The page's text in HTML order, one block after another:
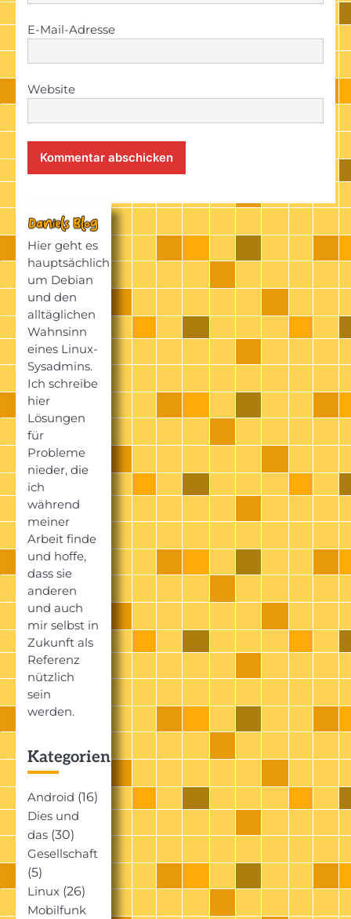
E-Mail-Adresse
Website
Hier geht es
hauptsächlich
um Debian
und den
alltäglichen
Wahnsinn
eines Linux-
Sysadmins.
Ich schreibe
hier
Lösungen
für
Probleme
nieder, die
ich
während
meiner
Arbeit finde
und hoffe,
dass sie
anderen
und auch
mir selbst in
Zukunft als
Referenz
nützlich
sein
werden.
Kategorien
Android (16)
Dies und
das (30)
Gesellschaft
(5)
Linux (26)
Mobilfunk